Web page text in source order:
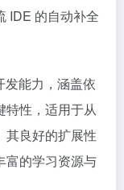
IDE 的自动补全
发能力，涵盖依
特性，适用于从
其良好的扩展性
富的学习资源与